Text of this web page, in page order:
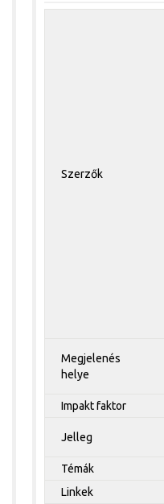
Szerzők
Megjelenés
helye
Impakt faktor
Jelleg
Témák
Linkek